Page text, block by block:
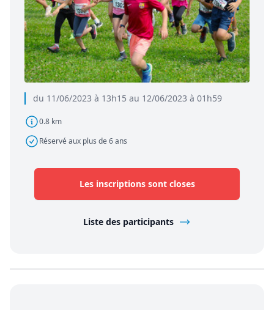
du 11/06/2023 à 13h15 au 12/06/2023 à 01h59
0.8 km
Réservé aux plus de 6 ans
Les inscriptions sont closes
Liste des participants